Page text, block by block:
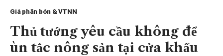
Giá phân bón & VTNN
Thủ tướng yêu cầu không để
ùn tắc nông sản tại cửa khẩu